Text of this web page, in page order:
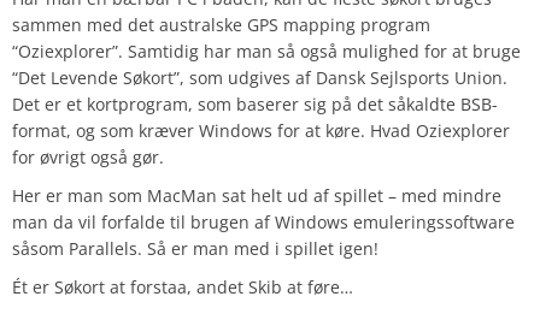
sammen med det australske GPS mapping program
“Oziexplorer”. Samtidig har man så også mulighed for at bruge
“Det Levende Søkort”, som udgives af Dansk Sejlsports Union.
Det er et kortprogram, som baserer sig på det såkaldte BSB-
format, og som kræver Windows for at køre. Hvad Oziexplorer
for øvrigt også gør.
Her er man som MacMan sat helt ud af spillet – med mindre
man da vil forfalde til brugen af Windows emuleringssoftware
såsom Parallels. Så er man med i spillet igen!
Ét er Søkort at forstaa, andet Skib at føre…